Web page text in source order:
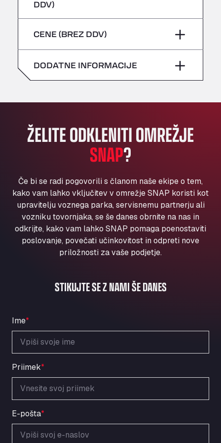
Bühlwiesenweg 15, 72221
Klaverbladstaat 21, 3560
American Truck Wash
Av. des Etats-Unis 90, 6041
Andamur Guarroman
Andamur La Junquera
Andamur Pamplona
A-15 Salida Imarcoain, 31119
Andamur San Roman II
Anglia Motel
Washway Road, PE12 8LT
Anpol Sp. z o.o.
Ul. Torunska 147, 85884
Aqua Ariva GmbH
Marie-Curie-Straße 24, 68219
Aral Autohof Bockel
ARAL Autohof Bockenem
Oppelner Str. 1, 31167
ARAL Autohof Preis
Schellweilerstraße 1, 66871
ARAL Tankstelle - XXL Truckwash.de
GmbH
Obernburger Str. 127, 63811
Ardleigh South Services
a120 westbound, CO77SL
Area 47 Hermanos Rico
Autovia A4 km 47, 28300
sobota –
sobota –
DDV)
CENE (BREZ DDV)
DODATNE INFORMACIJE
ŽELITE ODKLENITI OMREŽJE
SNAP?
Če bi se radi pogovorili s članom naše ekipe o tem,
kako vam lahko vključitev v omrežje SNAP koristi kot
upravitelju voznega parka, servisnemu partnerju ali
vozniku tovornjaka, se še danes obrnite na nas in
odkrijte, kako vam lahko SNAP pomaga poenostaviti
poslovanje, povečati učinkovitost in odpreti nove
priložnosti za vaše podjetje.
STIKUJTE SE Z NAMI ŠE DANES
Ime*
Priimek*
E-pošta*